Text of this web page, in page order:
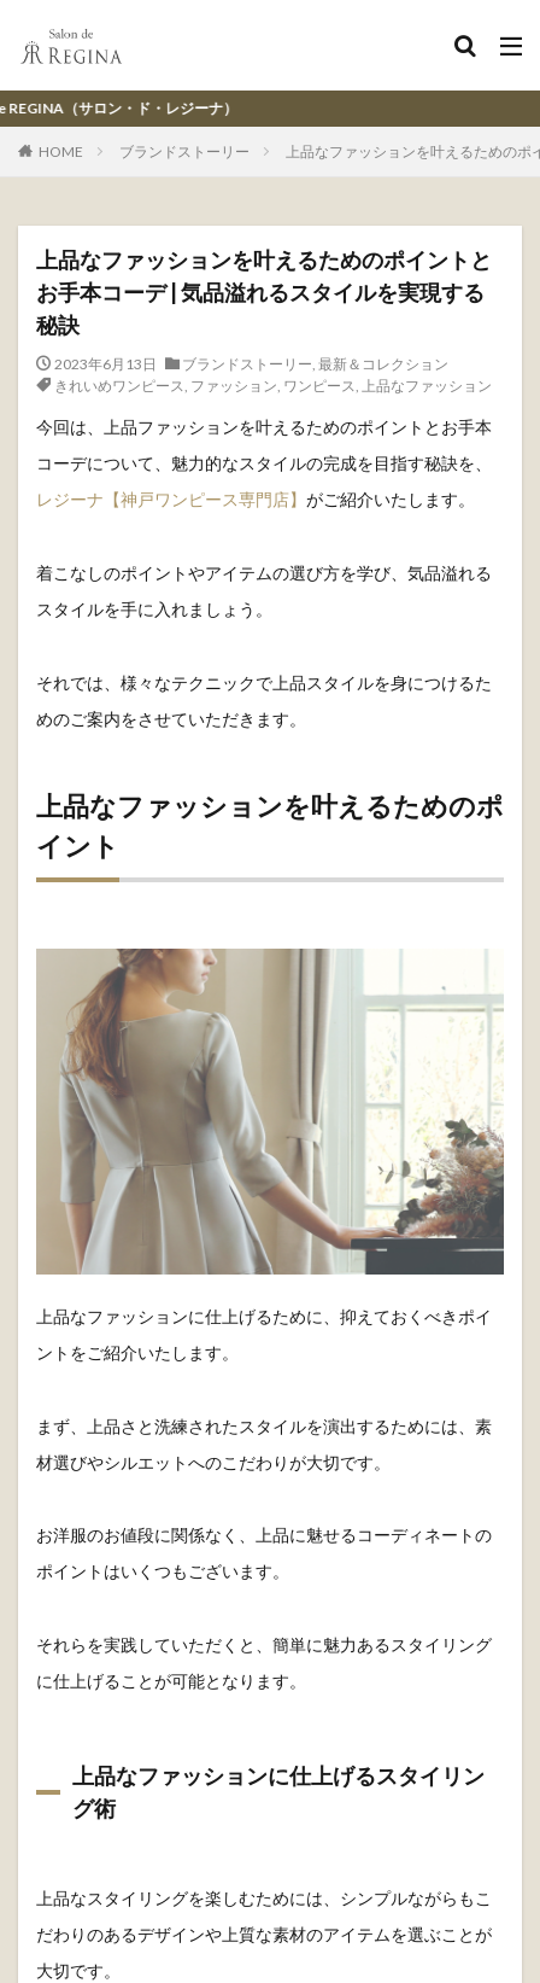
レジーナ）
HOME ブランドストーリー 上品なファッションを叶えるためのポ
上品なファッションを叶えるためのポイントと
お手本コーデ | 気品溢れるスタイルを実現する
秘訣
2023年6月13日 ブランドストーリー, 最新＆コレクション
きれいめワンピース, ファッション, ワンピース, 上品なファッション
今回は、上品ファッションを叶えるためのポイントとお手本
コーデについて、魅力的なスタイルの完成を目指す秘訣を、
レジーナ【神戸ワンピース専門店】 がご紹介いたします。
着こなしのポイントやアイテムの選び方を学び、気品溢れる
スタイルを手に入れましょう。
それでは、様々なテクニックで上品スタイルを身につけるた
めのご案内をさせていただきます。
上品なファッションを叶えるためのポ
イント
上品なファッションに仕上げるために、抑えておくべきポイ
ントをご紹介いたします。
まず、上品さと洗練されたスタイルを演出するためには、素
材選びやシルエットへのこだわりが大切です。
お洋服のお値段に関係なく、上品に魅せるコーディネートの
ポイントはいくつもございます。
それらを実践していただくと、簡単に魅力あるスタイリング
に仕上げることが可能となります。
上品なファッションに仕上げるスタイリン
グ術
上品なスタイリングを楽しむためには、シンプルながらもこ
だわりのあるデザインや上質な素材のアイテムを選ぶことが
大切です。